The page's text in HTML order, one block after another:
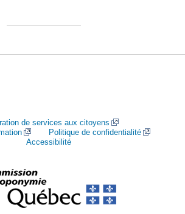
de services aux citoyens
Politique de confidentialité
Accessibilité